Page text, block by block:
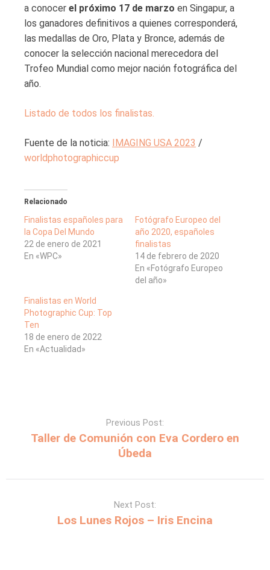
a conocer el próximo 17 de marzo en Singapur, a
los ganadores definitivos a quienes corresponderá,
las medallas de Oro, Plata y Bronce, además de
conocer la selección nacional merecedora del
Trofeo Mundial como mejor nación fotográfica del
año.
Listado de todos los finalistas.
Fuente de la noticia: IMAGING USA 2023 /
worldphotographiccup
Relacionado
Finalistas españoles para
la Copa Del Mundo
22 de enero de 2021
En «WPC»
Fotógrafo Europeo del
año 2020, españoles
finalistas
14 de febrero de 2020
En «Fotógrafo Europeo
del año»
Finalistas en World
Photographic Cup: Top
Ten
18 de enero de 2022
En «Actualidad»
Previous Post:
Taller de Comunión con Eva Cordero en
Úbeda
Next Post:
Los Lunes Rojos – Iris Encina